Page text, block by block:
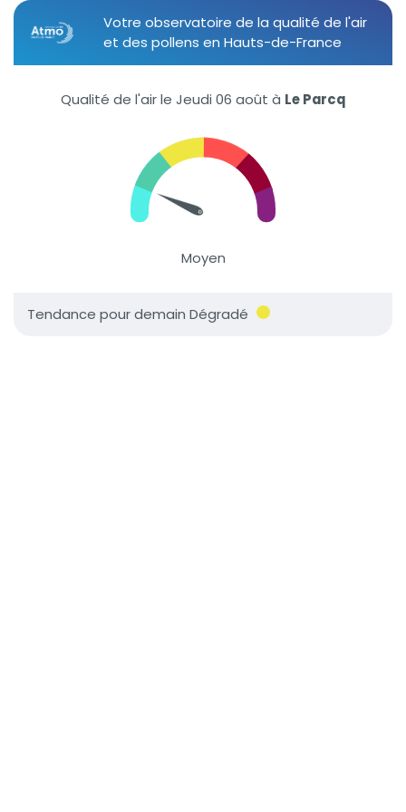
Votre observatoire de la qualité de l'air
et des pollens en Hauts-de-France
Qualité de l'air le Jeudi 06 août à Le Parcq
Moyen
Tendance pour demain Dégradé